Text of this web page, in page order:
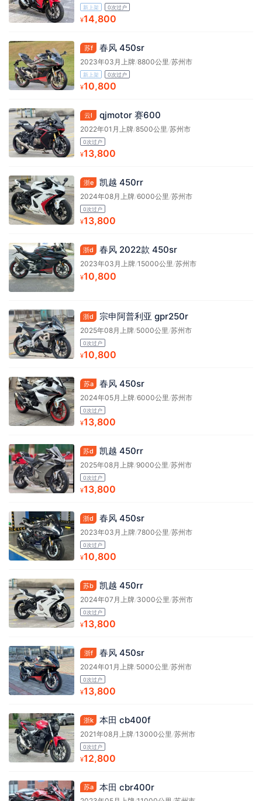
新上架 0次过户
¥14,800
苏f 春风 450sr
2023年03月上牌/8800公里/苏州市
新上架 0次过户
¥10,800
云l qjmotor 赛600
2022年01月上牌/8500公里/苏州市
0次过户
¥13,800
浙e 凯越 450rr
2024年08月上牌/6000公里/苏州市
0次过户
¥13,800
浙d 春风 2022款 450sr
2023年03月上牌/15000公里 /苏州市
¥10,800
浙d 宗申阿普利亚 gpr250r
2025年08月上牌/5000公里 /苏州市
0次过户
¥10,800
苏a 春风 450sr
2024年05月上牌/6000公里 /苏州市
0次过户
¥13,800
苏d 凯越 450rr
2025年08月上牌/9000公里 /苏州市
0次过户
¥13,800
浙d 春风 450sr
2023年03月上牌/7800公里 /苏州市
0次过户
¥10,800
苏b 凯越 450rr
2024年07月上牌/3000公里 /苏州市
0次过户
¥13,800
浙f 春风 450sr
2024年01月上牌/5000公里 /苏州市
0次过户
¥13,800
浙k 本田 cb400f
2021年08月上牌/13000公里 /苏州市
0次过户
¥12,800
苏a 本田 cbr400r